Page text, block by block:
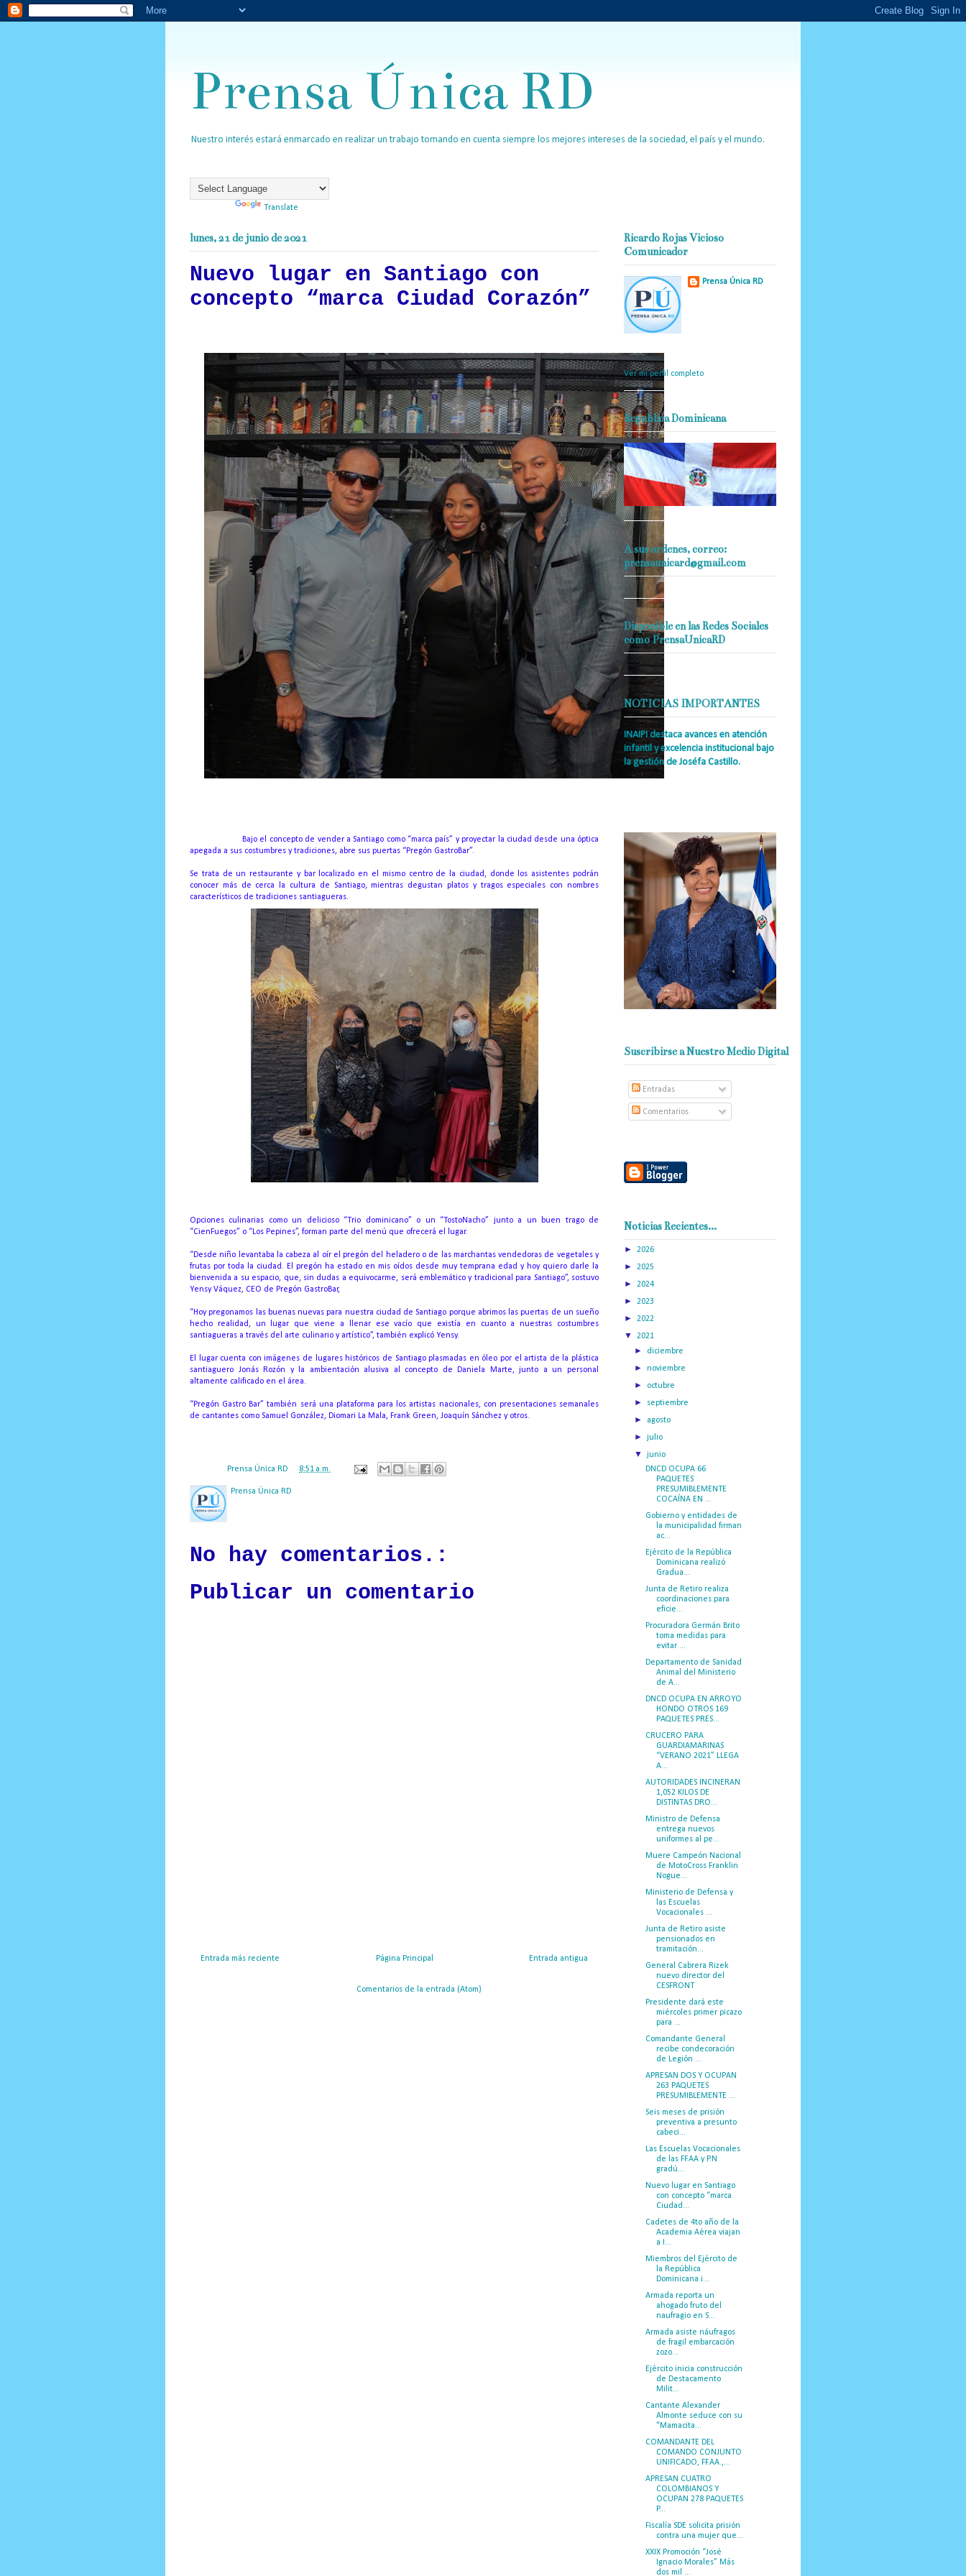
Prensa Única RD
Nuestro interés estará enmarcado en realizar un trabajo tomando en cuenta siempre los mejores intereses de la sociedad, el país y el mundo.
Translate
lunes, 21 de junio de 2021
Nuevo lugar en Santiago con
concepto “marca Ciudad Corazón”
Bajo el concepto de vender a Santiago como “marca país” y proyectar la ciudad desde una óptica
apegada a sus costumbres y tradiciones, abre sus puertas “Pregón GastroBar”.
Se trata de un restaurante y bar localizado en el mismo centro de la ciudad, donde los asistentes podrán
conocer más de cerca la cultura de Santiago, mientras degustan platos y tragos especiales con nombres
característicos de tradiciones santiagueras.
Opciones culinarias como un delicioso “Trio dominicano” o un “TostoNacho” junto a un buen trago de
“CienFuegos” o “Los Pepines”, forman parte del menú que ofrecerá el lugar.
“Desde niño levantaba la cabeza al oír el pregón del heladero o de las marchantas vendedoras de vegetales y
frutas por toda la ciudad. El pregón ha estado en mis oídos desde muy temprana edad y hoy quiero darle la
bienvenida a su espacio, que, sin dudas a equivocarme, será emblemático y tradicional para Santiago”, sostuvo
Yensy Váquez, CEO de Pregón GastroBar,
“Hoy pregonamos las buenas nuevas para nuestra ciudad de Santiago porque abrimos las puertas de un sueño
hecho realidad, un lugar que viene a llenar ese vacío que existía en cuanto a nuestras costumbres
santiagueras a través del arte culinario y artístico”, también explicó Yensy.
El lugar cuenta con imágenes de lugares históricos de Santiago plasmadas en óleo por el artista de la plástica
santiaguero Jonás Rozón y la ambientación alusiva al concepto de Daniela Marte, junto a un personal
altamente calificado en el área.
“Pregón Gastro Bar” también será una plataforma para los artistas nacionales, con presentaciones semanales
de cantantes como Samuel González, Diomari La Mala, Frank Green, Joaquín Sánchez y otros.
Prensa Única RD 8:51 a.m.
Prensa Única RD
No hay comentarios.:
Publicar un comentario
Entrada más reciente Entrada antigua
Página Principal
Comentarios de la entrada (Atom)
Ricardo Rojas Vicioso
Comunicador
Prensa Única RD
periodístico en todo momento.
Ver mi perfil completo
Republica Dominicana
A sus ordenes, correo:
prensaunicard@gmail.com
Disponible en las Redes Sociales
como PrensaUnicaRD
NOTICIAS IMPORTANTES
INAIPI destaca avances en atención
infantil y excelencia institucional bajo
la gestión de Joséfa Castillo.
Suscribirse a Nuestro Medio Digital
Entradas
Comentarios
Noticias Recientes...
► 2026
► 2025
► 2024
► 2023
► 2022
▼ 2021
► diciembre
►noviembre
► octubre
► septiembre
► agosto
►julio
▼junio
DNCD OCUPA 66
PAQUETES
PRESUMIBLEMENTE
COCAÍNA EN ...
Gobierno y entidades de
la municipalidad firman
ac...
Ejército de la República
Dominicana realizó
Gradua...
Junta de Retiro realiza
coordinaciones para
eficie...
Procuradora Germán Brito
toma medidas para
evitar ...
Departamento de Sanidad
Animal del Ministerio
de A...
DNCD OCUPA EN ARROYO
HONDO OTROS 169
PAQUETES PRES...
CRUCERO PARA
GUARDIAMARINAS
“VERANO 2021” LLEGA
A...
AUTORIDADES INCINERAN
1,052 KILOS DE
DISTINTAS DRO...
Ministro de Defensa
entrega nuevos
uniformes al pe...
Muere Campeón Nacional
de MotoCross Franklin
Nogue...
Ministerio de Defensa y
las Escuelas
Vocacionales ...
Junta de Retiro asiste
pensionados en
tramitación...
General Cabrera Rizek
nuevo director del
CESFRONT
Presidente dará este
miércoles primer picazo
para ...
Comandante General
recibe condecoración
de Legión ...
APRESAN DOS Y OCUPAN
263 PAQUETES
PRESUMIBLEMENTE ...
Seis meses de prisión
preventiva a presunto
cabeci...
Las Escuelas Vocacionales
de las FF.AA y P.N
gradú...
Nuevo lugar en Santiago
con concepto “marca
Ciudad...
Cadetes de 4to año de la
Academia Aérea viajan
a I...
Miembros del Ejército de
la República
Dominicana i...
Armada reporta un
ahogado fruto del
naufragio en S...
Armada asiste náufragos
de fragil embarcación
zozo...
Ejército inicia construcción
de Destacamento
Milit...
Cantante Alexander
Almonte seduce con su
"Mamacita...
COMANDANTE DEL
COMANDO CONJUNTO
UNIFICADO, FF.AA.,...
APRESAN CUATRO
COLOMBIANOS Y
OCUPAN 278 PAQUETES
P...
Fiscalía SDE solicita prisión
contra una mujer que...
XXIX Promoción “José
Ignacio Morales” Más
dos mil ...